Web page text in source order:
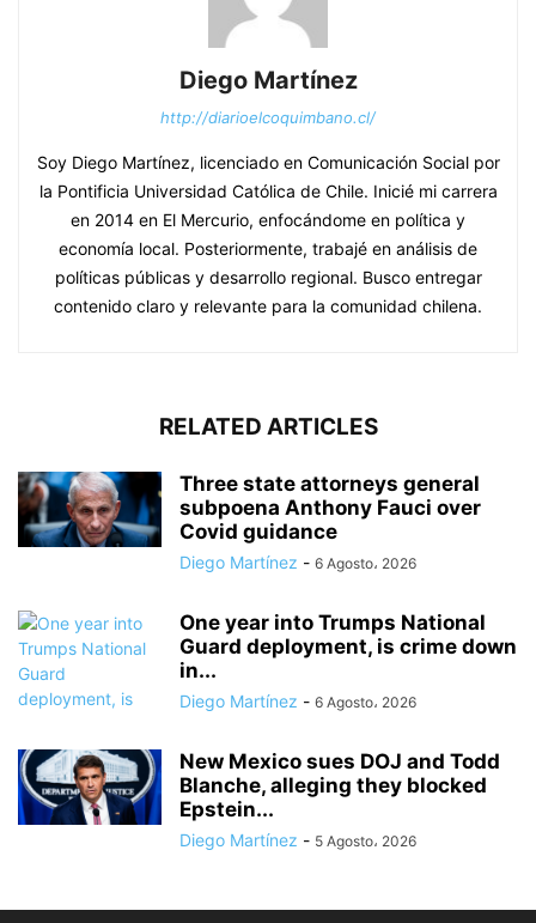
Diego Martínez
http://diarioelcoquimbano.cl/
Soy Diego Martínez, licenciado en Comunicación Social por
la Pontificia Universidad Católica de Chile. Inicié mi carrera
en 2014 en El Mercurio, enfocándome en política y
economía local. Posteriormente, trabajé en análisis de
políticas públicas y desarrollo regional. Busco entregar
contenido claro y relevante para la comunidad chilena.
RELATED ARTICLES
Three state attorneys general
subpoena Anthony Fauci over
Covid guidance
Diego Martínez - 6 Agosto، 2026
One year into Trumps National
Guard deployment, is crime down
in...
Diego Martínez - 6 Agosto، 2026
New Mexico sues DOJ and Todd
Blanche, alleging they blocked
Epstein...
Diego Martínez - 5 Agosto، 2026